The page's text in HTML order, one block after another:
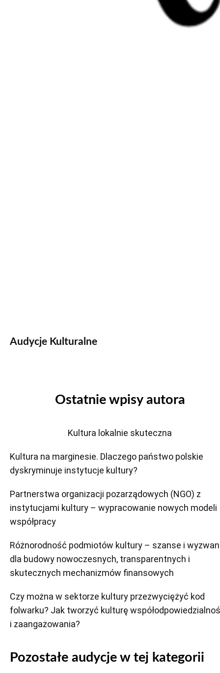
Audycje Kulturalne
Ostatnie wpisy autora
Kultura lokalnie skuteczna
Kultura na marginesie. Dlaczego państwo polskie
dyskryminuje instytucje kultury?
Partnerstwa organizacji pozarządowych (NGO) z
instytucjami kultury – wypracowanie nowych modeli
współpracy
Różnorodność podmiotów kultury – szanse i
dla budowy nowoczesnych, transparentnych i
skutecznych mechanizmów finansowych
Czy można w sektorze kultury przezwyciężyć kod
folwarku? Jak tworzyć kulturę
i zaangażowania?
Pozostałe audycje w tej kategorii